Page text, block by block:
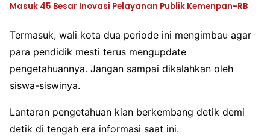
Masuk 45 Besar Inovasi Pelayanan Publik Kemenpan-RB
Termasuk, wali kota dua periode ini mengimbau agar
para pendidik mesti terus mengupdate
pengetahuannya. Jangan sampai dikalahkan oleh
siswa-siswinya.
Lantaran pengetahuan kian berkembang detik demi
detik di tengah era informasi saat ini.